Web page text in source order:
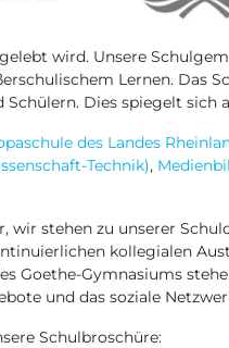
wird. Unsere
Lernen. Das
Dies spiegelt
des Landes
Technik),
stehen zu unserer
kollegialen
Goethe-Gymnasiums
und das soziale
Schulbroschüre: